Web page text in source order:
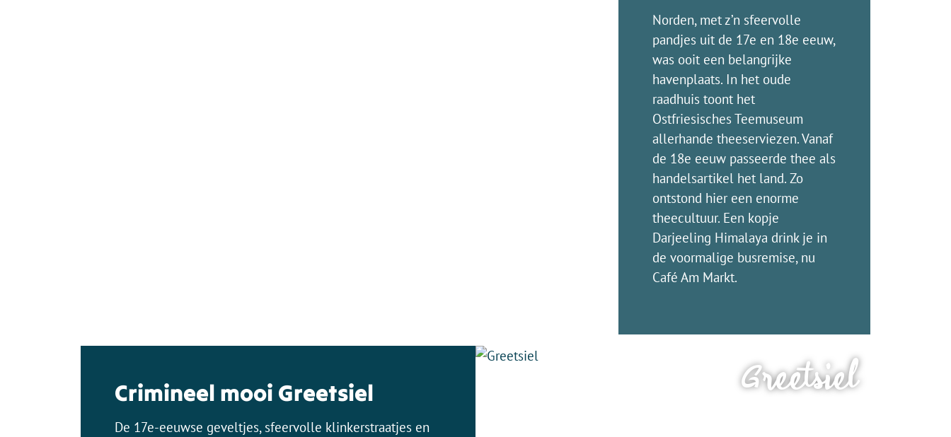
Norden, met z’n sfeervolle
pandjes uit de 17e en 18e eeuw,
was ooit een belangrijke
havenplaats. In het oude
raadhuis toont het
Ostfriesisches Teemuseum
allerhande theeserviezen. Vanaf
de 18e eeuw passeerde thee als
handelsartikel het land. Zo
ontstond hier een enorme
theecultuur. Een kopje
Darjeeling Himalaya drink je in
de voormalige busremise, nu
Café Am Markt.
Crimineel mooi Greetsiel
De 17e-eeuwse geveltjes, sfeervolle klinkerstraatjes en
Greetsiel